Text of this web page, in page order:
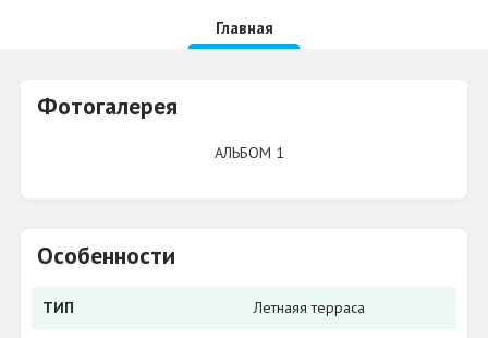
Главная
Фотогалерея
АЛЬБОМ 1
Особенности
ТИП Летнаяя терраса